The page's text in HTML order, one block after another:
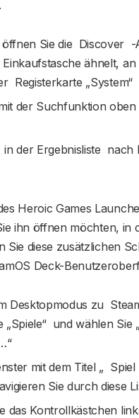
Sie die Discover -
ähnelt,
Registerkarte
der Suchfunktion
der Ergebnisliste nach
Heroic Games
ihn öffnen möchten,
Sie diese zusätzlichen
Deck-
Desktopmodus zu
„Spiele“ und wählen
mit dem Titel „
Sie durch diese
das Kontrollkästchen